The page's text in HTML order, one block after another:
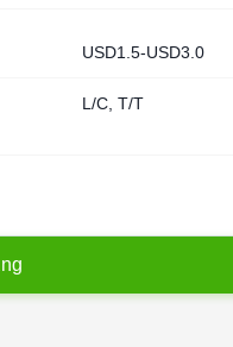
USD1.5-USD3.0
L/C, T/T
ng